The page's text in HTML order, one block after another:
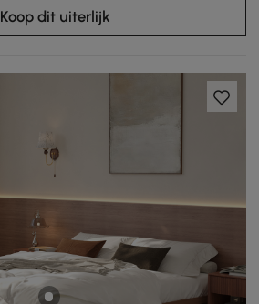
Koop dit uiterlijk